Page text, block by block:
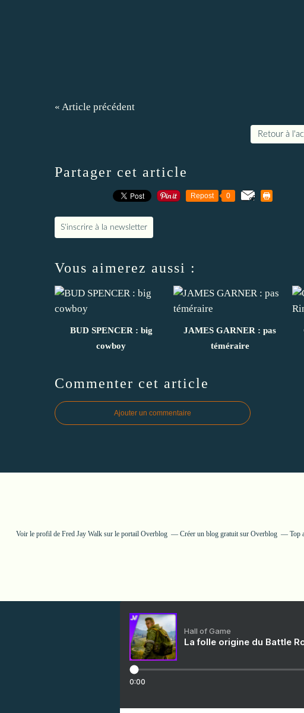
« Article précédent
Retour à
Partager cet article
Repost 0
S'inscrire à la newsletter
Vous aimerez aussi :
BUD SPENCER : big
cowboy
JAMES GARNER : pas
téméraire
Commenter cet article
Ajouter un commentaire
Voir le profil de Fred Jay Walksur le portail Overblog Créer un blog gratuit sur Overblog Top
Hall of Game
La folle origine du Battle
0:00